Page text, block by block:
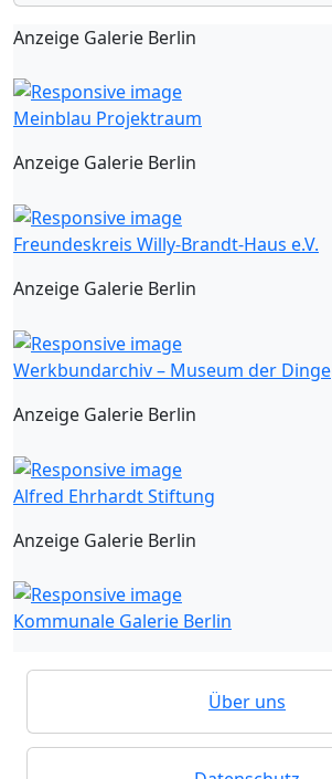
Anzeige Galerie Berlin
Meinblau Projektraum
Anzeige Galerie Berlin
Freundeskreis Willy-Brandt-Haus e.V.
Anzeige Galerie Berlin
Werkbundarchiv – Museum der Dinge
Anzeige Galerie Berlin
Alfred Ehrhardt Stiftung
Anzeige Galerie Berlin
Kommunale Galerie Berlin
Über uns